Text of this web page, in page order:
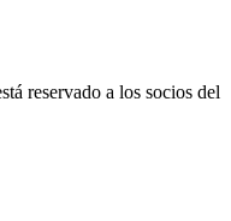
reservado a los socios del